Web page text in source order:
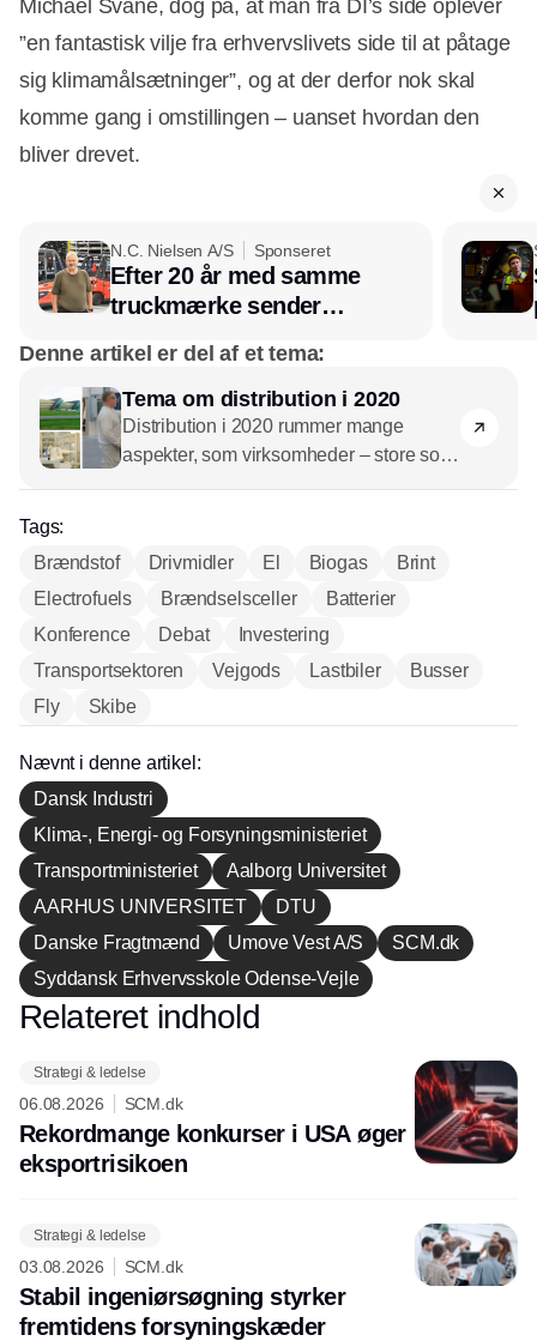
Michael Svane, dog på, at man fra DI’s side oplever
”en fantastisk vilje fra erhvervslivets side til at påtage
sig klimamålsætninger”, og at der derfor nok skal
komme gang i omstillingen – uanset hvordan den
bliver drevet.
N.C. Nielsen A/S Sponseret
Efter 20 år med samme
truckmærke sender
hos INOX
Denne artikel er del af et tema:
Tema om distribution i 2020
Distribution i 2020 rummer mange
aspekter, som virksomheder – store som
biometriske sensorer giver muligheder
for at løfte morgendagens supply chain,
mens strukturelle initiativer kan fremme
Samtidig skal brændstofferne i
virksomhedernes lastbilflåder være
Og hvad med den globale
forbundethed? Læs mere om alt det i
dette tema.
Tags:
Brændstof
Drivmidler El Biogas
Brint
Electrofuels
Brændselsceller
Batterier
Konference
Debat
Investering
Transportsektoren
Vejgods Lastbiler
Busser
Fly
Skibe
Nævnt i denne artikel:
Dansk Industri
Klima-, Energi- og Forsyningsministeriet
Transportministeriet
Aalborg Universitet
AARHUS UNIVERSITET
DTU
Danske Fragtmænd
Umove Vest A/S
SCM.dk
Syddansk Erhvervsskole Odense-Vejle
Annonce
Relateret indhold
Strategi & ledelse
06.08.2026 SCM.dk
Rekordmange konkurser i USA øger
eksport­risikoen
Strategi & ledelse
03.08.2026 SCM.dk
Stabil ingeniørsøgning styrker
fremtidens forsyningskæder